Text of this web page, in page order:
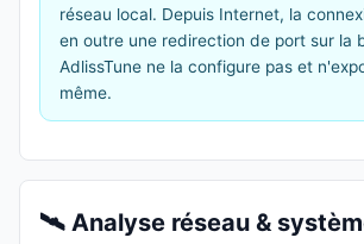
réseau local. Depuis Internet, la
en outre une redirection de port sur la
AdlissTune ne la configure pas et
même.
🛰️ Analyse réseau &